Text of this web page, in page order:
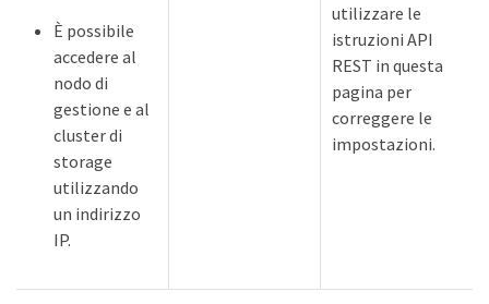
È possibile
accedere al
nodo di
gestione e al
cluster di
storage
utilizzando
un indirizzo
IP.
utilizzare le
istruzioni API
REST in questa
pagina per
correggere le
impostazioni.